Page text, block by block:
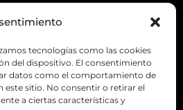
tecnologías como las cookies
del dispositivo. El consentimiento
datos como el comportamiento de
este sitio. No consentir o retirar el
a ciertas características y